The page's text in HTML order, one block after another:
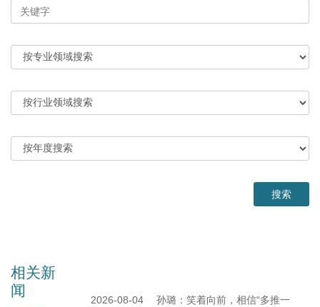
相关新
闻
2026-08-04
孙璐：笑着向前，相信“多推一